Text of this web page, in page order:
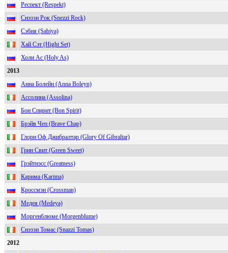
Респект (Respekt)
Снэззи Рок (Snezzi Rock)
Сэбия (Sabiya)
Хай Сэт (Hight Set)
Холи Ас (Holy As)
2013
Анна Болейн (Anna Boleyn)
Ассолина (Assolina)
Бон Спирит (Bon Spirit)
Брэйв Чеп (Brave Chap)
Глори Оф Джибралтар (Glory Of Gibraltar)
Грин Свит (Green Sweet)
Грэйтнэсс (Greatness)
Карима (Karima)
Кроссмэн (Crossman)
Медея (Medeya)
Моргенблюме (Morgenblume)
Снэззи Томас (Snazzi Tomas)
2012